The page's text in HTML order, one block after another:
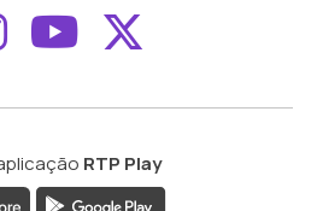
ao
Aceder ao
Aceder ao
RTP Play